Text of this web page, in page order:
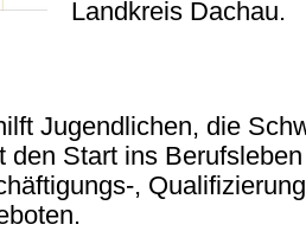
Landkreis Dachau.
Jugendlichen, die
den Start ins
,